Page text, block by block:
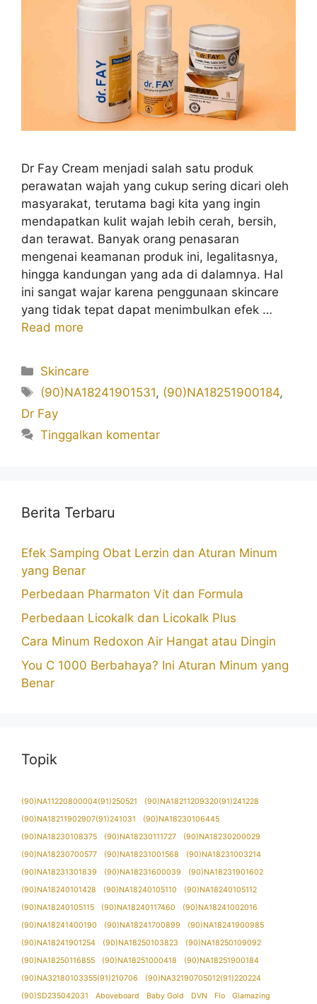
Dr Fay Cream menjadi salah satu produk
perawatan wajah yang cukup sering dicari oleh
masyarakat, terutama bagi kita yang ingin
mendapatkan kulit wajah lebih cerah, bersih,
dan terawat. Banyak orang penasaran
mengenai keamanan produk ini, legalitasnya,
hingga kandungan yang ada di dalamnya. Hal
ini sangat wajar karena penggunaan skincare
yang tidak tepat dapat menimbulkan efek …
Read more
Kategori
Skincare
Tag
(90)NA18241901531, (90)NA18251900184,
Dr Fay
Tinggalkan komentar
Berita Terbaru
Efek Samping Obat Lerzin dan Aturan Minum
yang Benar
Perbedaan Pharmaton Vit dan Formula
Perbedaan Licokalk dan Licokalk Plus
Cara Minum Redoxon Air Hangat atau Dingin
You C 1000 Berbahaya? Ini Aturan Minum yang
Benar
Topik
(90)NA11220800004(91)250521
(90)NA18211209320(91)241228
(90)NA18211902907(91)241031
(90)NA18230106445
(90)NA18230108375
(90)NA18230111727
(90)NA18230200029
(90)NA18230700577
(90)NA18231001568
(90)NA18231003214
(90)NA18231301839
(90)NA18231600039
(90)NA18231901602
(90)NA18240101428
(90)NA18240105110
(90)NA18240105112
(90)NA18240105115
(90)NA18240117460
(90)NA18241002016
(90)NA18241400190
(90)NA18241700899
(90)NA18241900985
(90)NA18241901254
(90)NA18250103823
(90)NA18250109092
(90)NA18250116855
(90)NA18251000418
(90)NA18251900184
(90)NA32180103355(91)210706
(90)NA32190705012(91)220224
(90)SD235042031
Aboveboard Baby Gold DVN Flo Glamazing